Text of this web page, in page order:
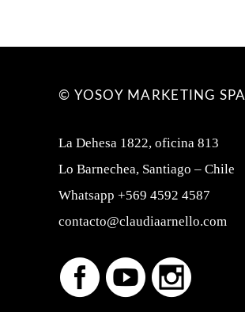
© YOSOY MARKETING SPA
La Dehesa 1822, oficina 813
Lo Barnechea, Santiago – Chile
Whatsapp +569 4592 4587
contacto@claudiaarnello.com